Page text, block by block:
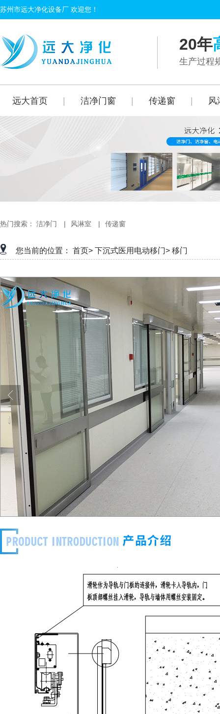
苏州市远大净化设备厂 欢迎您！
20年
生产过程
远大首页 洁净门窗 传递窗 风
热门搜索： 洁净门 | 风淋室 | 传递窗
您当前的位置： 首页> 下沉式医用电动移门> 移门